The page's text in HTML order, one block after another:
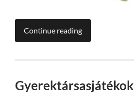
Continue reading
Gyerektársasjátékok